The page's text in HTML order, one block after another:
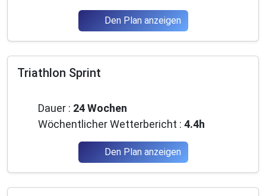
Den Plan anzeigen
Triathlon Sprint
Dauer : 24 Wochen
Wöchentlicher Wetterbericht : 4.4h
Den Plan anzeigen